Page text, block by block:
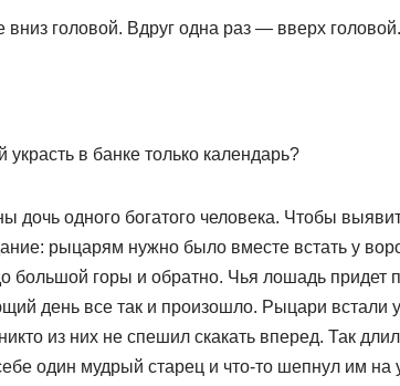
головой. Вдруг одна раз — вверх
в банке только календарь?
одного богатого человека. Чтобы
рыцарям нужно было вместе встать у
большой горы и обратно. Чья лошадь придет
день все так и произошло. Рыцари встали
из них не спешил скакать вперед. Так
один мудрый старец и что-то шепнул им на